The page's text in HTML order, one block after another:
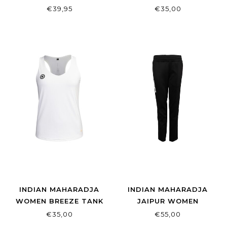
SHORT SERENE BLUE
€39,95
SERENE BLUE
€35,00
INDIAN MAHARADJA
WOMEN BREEZE TANK
BRIGHT WHITE
€35,00
INDIAN MAHARADJA
JAIPUR WOMEN
PERFORMANCE PANT
€55,00